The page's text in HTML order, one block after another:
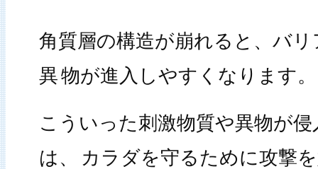
角質層の構造が崩れると、バ
異物が進入しやすくなります。
こういった刺激物質や異物が
は、
カラダを守るために攻撃